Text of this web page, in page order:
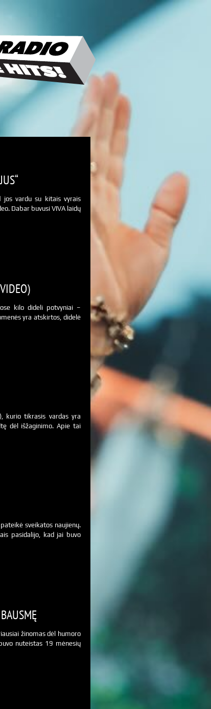
jos vardu su kitais vyrais
Dabar buvusi VIVA laidų
kilo dideli potvyniai –
yra atskirtos, didelė
kurio tikrasis vardas yra
dėl išžaginimo. Apie tai
sveikatos naujienų.
pasidalijo, kad jai buvo
žinomas dėl humoro
nuteistas 19 mėnesių